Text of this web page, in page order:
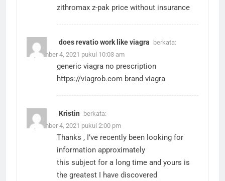
zithromax z-pak price without insurance
does revatio work like viagra
berkata:
September 4, 2021 pukul 10:03 am
generic viagra no prescription
https://viagrob.com brand viagra
Kristin
berkata:
September 4, 2021 pukul 2:00 pm
Thanks , I’ve recently been looking for
information approximately
this subject for a long time and yours is
the greatest I have discovered